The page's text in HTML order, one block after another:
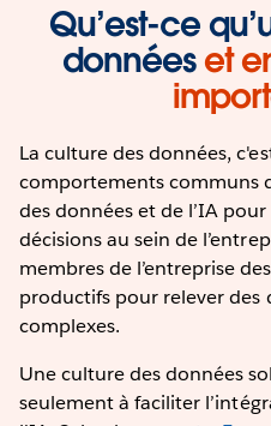
Qu’est-ce
donnéeset
La culture des données,
comportements communs
des données et de l’IA
décisions au sein de
membres de l’entreprise
productifs pour relever des
complexes.
Une culture des données
seulement à faciliter